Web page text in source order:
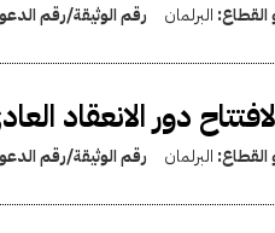
القطاع: البرلمان رقم الوثيقة/رقم
دور الانعقاد
القطاع: البرلمان رقم الوثيقة/رقم